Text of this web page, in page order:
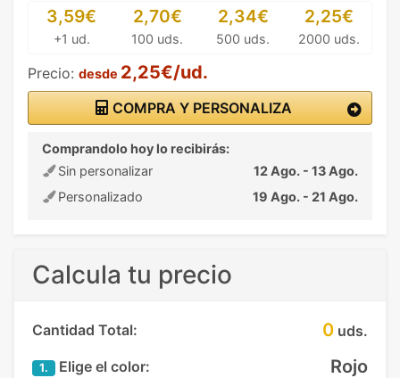
3,59€
+1 ud.
2,70€
100 uds.
2,34€
500 uds.
2,25€
2000 uds.
Precio: desde 2,25€/ud.
COMPRA Y PERSONALIZA
Comprandolo hoy lo recibirás:
Sin personalizar
12 Ago. - 13 Ago.
Personalizado
19 Ago. - 21 Ago.
Calcula tu precio
Cantidad Total: 0 uds.
1. Elige el color: Rojo